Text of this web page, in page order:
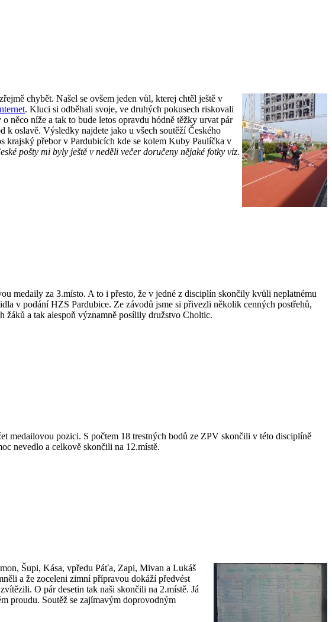
chybět. Našel se ovšem jeden vůl, kterej chtěl ještě v
. Kluci si odběhali svoje, ve druhých pokusech riskovali
něco níže a tak to bude letos opravdu hódně těžky urvat pár
oslavě. Výsledky najdete jako u všech soutěží Českého
krajský přebor v Pardubicích kde se kolem Kuby Paulíčka v
pošty mi byly ještě v neděli večer doručeny nějaké fotky viz.
medaily za 3.místo. A to i přesto, že v jedné z disciplín skončily kvůli neplatnému
v podání HZS Pardubice. Ze závodů jsme si přivezli několik cenných postřehů,
a tak alespoň významně posílily družstvo Choltic.
medailovou pozici. S počtem 18 trestných bodů ze ZPV skončili v této disciplíně
nevedlo a celkově skončili na 12.místě.
Šupi, Kása, vpředu Páťa, Zapi, Mivan a Lukáš
a že zoceleni zimní přípravou dokáží předvést
O pár desetin tak naši skončili na 2.místě. Já
proudu. Soutěž se zajímavým doprovodným